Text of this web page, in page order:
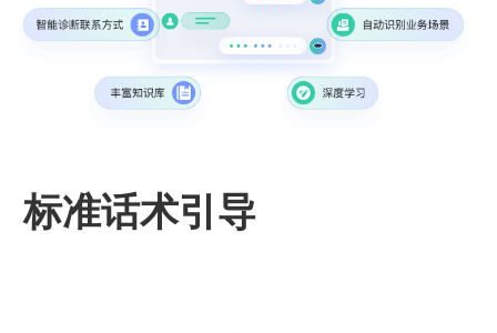
标准话术引导